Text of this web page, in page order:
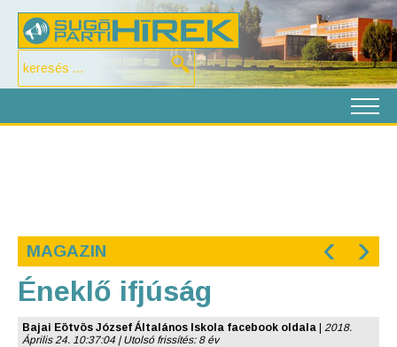
MAGAZIN ‹ ›
Éneklő ifjúság
Bajai Eötvös József Általános Iskola facebook oldala
2018.
Április 24. 10:37:04 | Utolsó frissítés: 8 év